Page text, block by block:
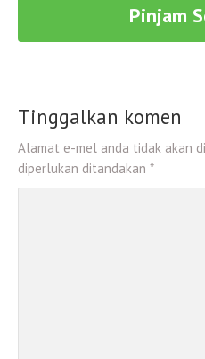
Pinjam
Tinggalkan komen
Alamat e-mel anda tidak akan
diperlukan ditandakan *